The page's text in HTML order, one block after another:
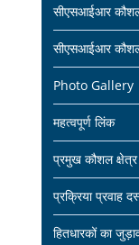
सीएसआईआर
सीएसआईआर
Photo Gallery
महत्वपूर्ण लिंक
प्रमुख कौशल क्षेत्र
प्रक्रिया प्रवाह
हितधारकों का